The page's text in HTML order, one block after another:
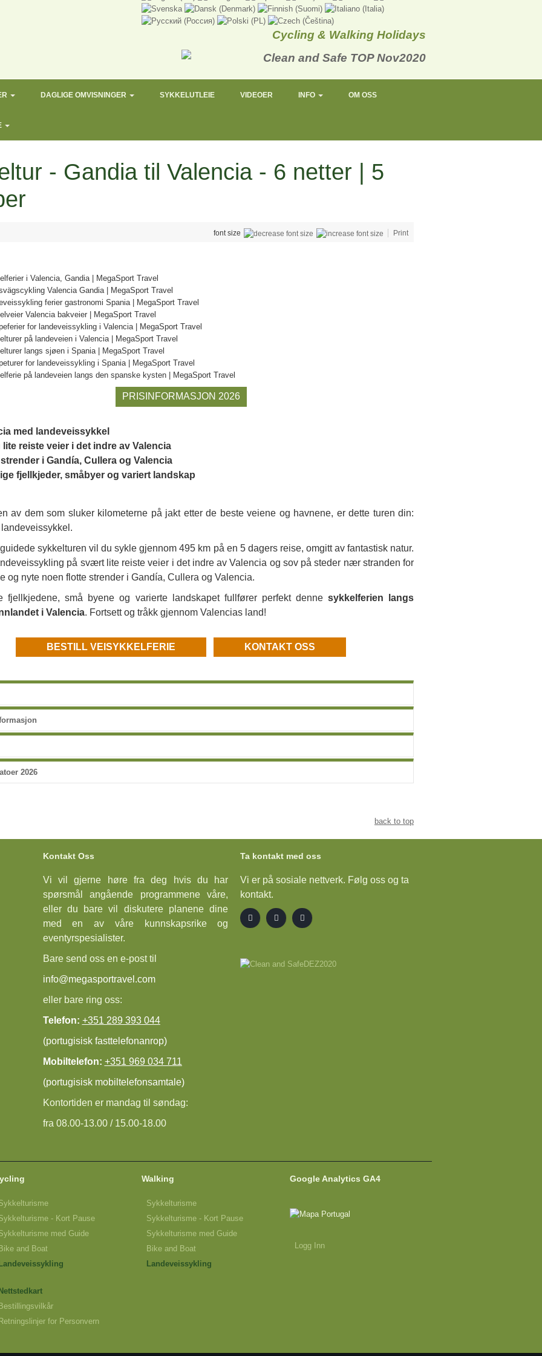
Cycling & Walking Holidays
DAGLIGE OMVISNINGER SYKKELUTLEIE VIDEOER INFO OM OSS
- Gandia til Valencia - 6 netter | 5
font size Print
PRISINFORMASJON 2026
med landeveissykkel
lite reiste veier i det indre av Valencia
i Gandía, Cullera og Valencia
fjellkjeder, småbyer og variert landskap
av dem som sluker kilometerne på jakt etter de beste veiene og havnene, er dette turen din:
sykkelturen vil du sykle gjennom 495 km på en 5 dagers reise, omgitt av fantastisk natur.
på svært lite reiste veier i det indre av Valencia og sov på steder nær stranden for
og nyte noen flotte strender i Gandía, Cullera og Valencia.
fjellkjedene, små byene og varierte landskapet fullfører perfekt denne sykkelferien langs
i Valencia. Fortsett og tråkk gjennom Valencias land!
BESTILL VEISYKKELFERIE KONTAKT OSS
2026
back to top
Kontakt Oss
Vi vil gjerne høre fra deg hvis du har
spørsmål angående programmene våre,
eller du bare vil diskutere planene dine
med en av våre kunnskapsrike og
eventyrspesialister.
Bare send oss en e-post til
info@megasportravel.com
eller bare ring oss:
Telefon: +351 289 393 044
(portugisisk fasttelefonanrop)
Mobiltelefon: +351 969 034 711
(portugisisk mobiltelefonsamtale)
Kontortiden er mandag til søndag:
fra 08.00-13.00 / 15.00-18.00
Ta kontakt med oss
Vi er på sosiale nettverk. Følg oss og ta
kontakt.
- Kort Pause
med Guide
Bike and Boat
Landeveissykling
Nettstedkart
Bestillingsvilkår
Retningslinjer for Personvern
Walking
Sykkelturisme
Sykkelturisme - Kort Pause
Sykkelturisme med Guide
Bike and Boat
Landeveissykling
Google Analytics GA4
Logg Inn